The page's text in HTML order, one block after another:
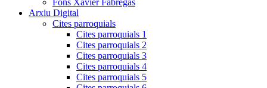
Fons Xavier Fàbregas
Arxiu Digital
Cites parroquials
Cites parroquials 1
Cites parroquials 2
Cites parroquials 3
Cites parroquials 4
Cites parroquials 5